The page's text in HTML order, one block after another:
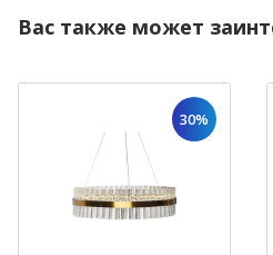
Вас также может
30%